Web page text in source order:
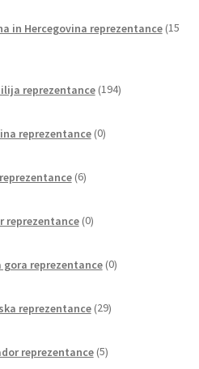
in Hercegovina reprezentance 15
reprezentance 194izdelkov
reprezentance 0izdelkov
6izdelkov
reprezentance 0izdelkov
gora reprezentance 0izdelkov
reprezentance 29izdelkov
reprezentance 5izdelkov